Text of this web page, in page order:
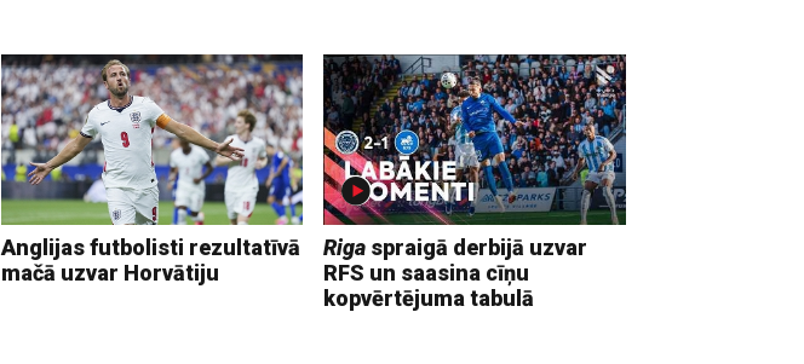
Anglijas futbolisti rezultatīvā
mačā uzvar Horvātiju
Riga spraigā derbijā uzvar
RFS un saasina cīņu
kopvērtējuma tabulā